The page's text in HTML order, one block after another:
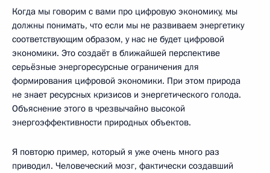
Когда мы говорим с вами про цифровую экономику, мы
должны понимать, что если мы не развиваем энергетику
соответствующим образом, у нас не будет цифровой
экономики. Это создаёт в ближайшей перспективе
серьёзные энергоресурсные ограничения для
формирования цифровой экономики. При этом природа
не знает ресурсных кризисов и энергетического голода.
Объяснение этого в чрезвычайно высокой
энергоэффективности природных объектов.
Я повторю пример, который я уже очень много раз
приводил. Человеческий мозг, фактически создавший